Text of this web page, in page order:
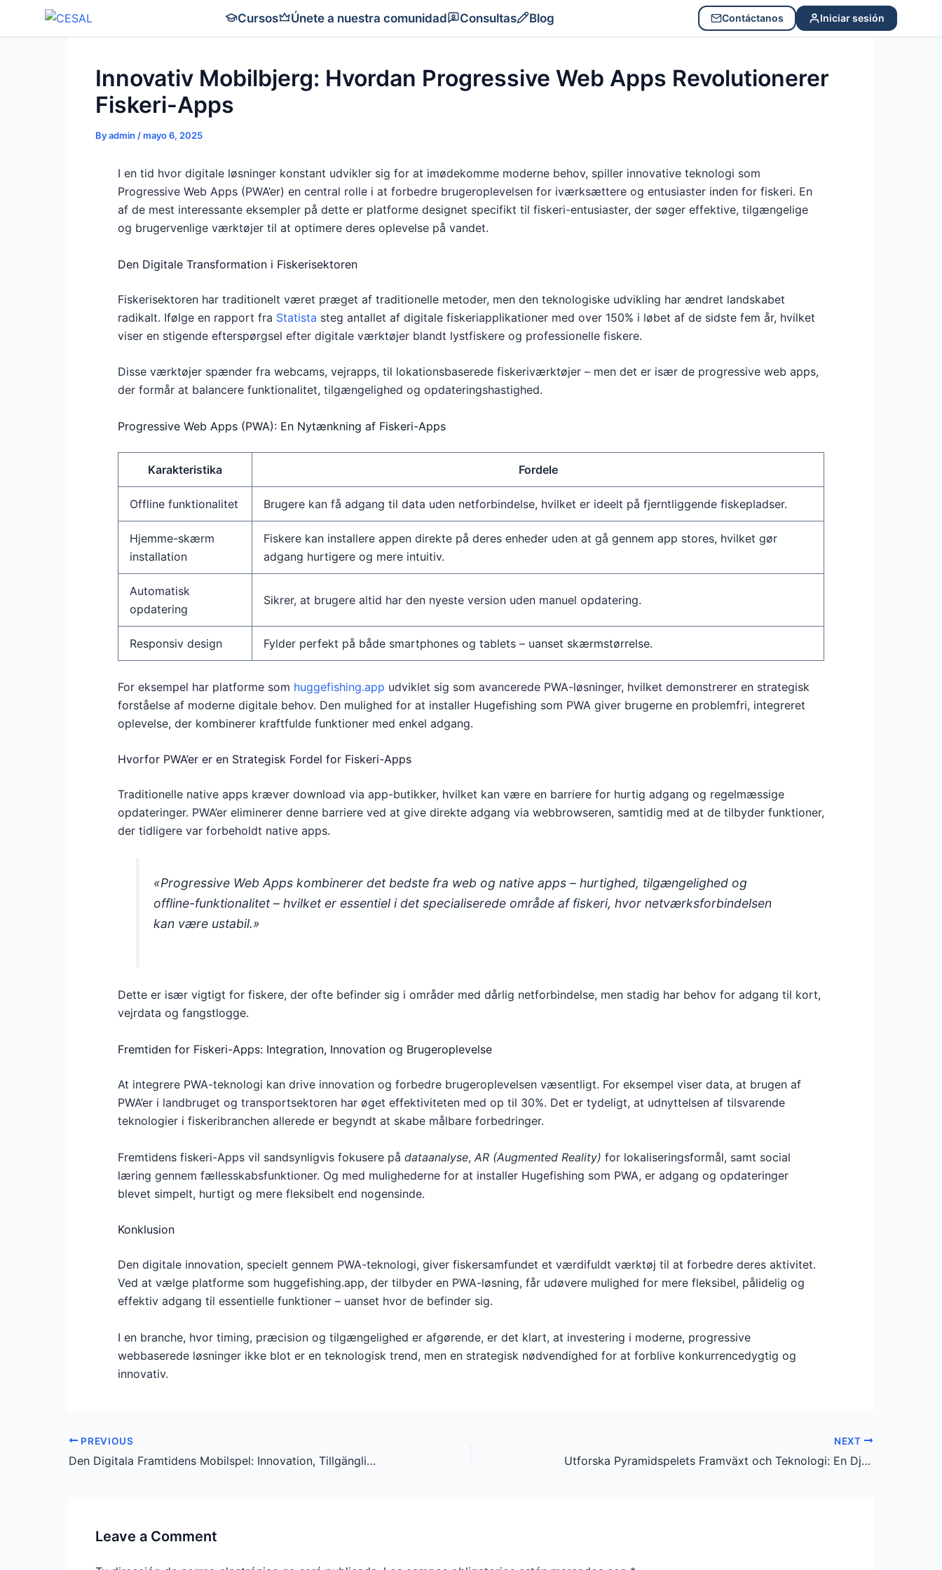
Cursos Únete a nuestra comunidad Consultas Blog Contáctanos Iniciar sesión
Innovativ Mobilbjerg: Hvordan Progressive Web Apps Revolutionerer
Fiskeri-Apps
Byadmin /mayo 6, 2025
I en tid hvor digitale løsninger konstant udvikler sig for at imødekomme moderne behov, spiller innovative teknologi som
Progressive Web Apps (PWA’er) en central rolle i at forbedre brugeroplevelsen for iværksættere og entusiaster inden for fiskeri. En
af de mest interessante eksempler på dette er platforme designet specifikt til fiskeri-entusiaster, der søger effektive, tilgængelige
og brugervenlige værktøjer til at optimere deres oplevelse på vandet.
Den Digitale Transformation i Fiskerisektoren
Fiskerisektoren har traditionelt været præget af traditionelle metoder, men den teknologiske udvikling har ændret landskabet
radikalt. Ifølge en rapport fra Statista steg antallet af digitale fiskeriapplikationer med over 150% i løbet af de sidste fem år, hvilket
viser en stigende efterspørgsel efter digitale værktøjer blandt lystfiskere og professionelle fiskere.
Disse værktøjer spænder fra webcams, vejrapps, til lokationsbaserede fiskeriværktøjer – men det er især de progressive web apps,
der formår at balancere funktionalitet, tilgængelighed og opdateringshastighed.
Progressive Web Apps (PWA): En Nytænkning af Fiskeri-Apps
Karakteristika Fordele
Offline funktionalitet Brugere kan få adgang til data uden netforbindelse, hvilket er ideelt på fjerntliggende fiskepladser.
Hjemme-skærm
installation
Fiskere kan installere appen direkte på deres enheder uden at gå gennem app stores, hvilket gør
adgang hurtigere og mere intuitiv.
Automatisk
opdatering
Sikrer, at brugere altid har den nyeste version uden manuel opdatering.
Responsiv design Fylder perfekt på både smartphones og tablets – uanset skærmstørrelse.
For eksempel har platforme som huggefishing.app udviklet sig som avancerede PWA-løsninger, hvilket demonstrerer en strategisk
forståelse af moderne digitale behov. Den mulighed for at installer Hugefishing som PWA giver brugerne en problemfri, integreret
oplevelse, der kombinerer kraftfulde funktioner med enkel adgang.
Hvorfor PWA’er er en Strategisk Fordel for Fiskeri-Apps
Traditionelle native apps kræver download via app-butikker, hvilket kan være en barriere for hurtig adgang og regelmæssige
opdateringer. PWA’er eliminerer denne barriere ved at give direkte adgang via webbrowseren, samtidig med at de tilbyder funktioner,
der tidligere var forbeholdt native apps.
«Progressive Web Apps kombinerer det bedste fra web og native apps – hurtighed, tilgængelighed og
offline-funktionalitet – hvilket er essentiel i det specialiserede område af fiskeri, hvor netværksforbindelsen
kan være ustabil.»
Dette er især vigtigt for fiskere, der ofte befinder sig i områder med dårlig netforbindelse, men stadig har behov for adgang til kort,
vejrdata og fangstlogge.
Fremtiden for Fiskeri-Apps: Integration, Innovation og Brugeroplevelse
At integrere PWA-teknologi kan drive innovation og forbedre brugeroplevelsen væsentligt. For eksempel viser data, at brugen af
PWA’er i landbruget og transportsektoren har øget effektiviteten med op til 30%. Det er tydeligt, at udnyttelsen af tilsvarende
teknologier i fiskeribranchen allerede er begyndt at skabe målbare forbedringer.
Fremtidens fiskeri-Apps vil sandsynligvis fokusere på dataanalyse, AR (Augmented Reality) for lokaliseringsformål, samt social
læring gennem fællesskabsfunktioner. Og med mulighederne for at installer Hugefishing som PWA, er adgang og opdateringer
blevet simpelt, hurtigt og mere fleksibelt end nogensinde.
Konklusion
Den digitale innovation, specielt gennem PWA-teknologi, giver fiskersamfundet et værdifuldt værktøj til at forbedre deres aktivitet.
Ved at vælge platforme som huggefishing.app, der tilbyder en PWA-løsning, får udøvere mulighed for mere fleksibel, pålidelig og
effektiv adgang til essentielle funktioner – uanset hvor de befinder sig.
I en branche, hvor timing, præcision og tilgængelighed er afgørende, er det klart, at investering i moderne, progressive
webbaserede løsninger ikke blot er en teknologisk trend, men en strategisk nødvendighed for at forblive konkurrencedygtig og
innovativ.
PREVIOUS
Den Digitala Framtidens Mobilspel: Innovation, Tillgänglighet och Engagemang
NEXT
Utforska Pyramidspelets Framväxt och Teknologi: En Djupdykning
Leave a Comment